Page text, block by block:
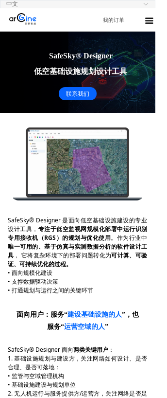
我的订单 끀
ꀅ
中文
SafeSky® Designer 是面向低空基础设施建设的专业
设计工具， 专注于低空监视网规模化部署中运行识别
专用接收机（RGS）的规划与优化使用。作为行业中
唯一可用的、基于仿真与实测数据分析的软件设计工
具 ， 它将复杂环境下的部署问题转化为可计算、可验
证、可持续优化的过程。
• 面向规模化建设
• 支撑数据驱动决策
• 打通规划与运行之间的关键环节
SafeSky® Designer
低空基础设施规划设计工具
联系我们
面向用户：服务“建设基础设施的人”，也
服务“运营空域的人”
SafeSky® Designer 面向两类关键用户 ：
1. 基础设施规划与建设方，关注网络如何设计、是否
合理、是否可落地：
• 监管与空域管理机构
• 基础设施建设与规划单位
2. 无人机运行与服务提供方/运营方，关注网络是否足